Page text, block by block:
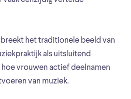
het traditionele beeld van
als uitsluitend
hoe vrouwen actief deelnamen
van muziek.